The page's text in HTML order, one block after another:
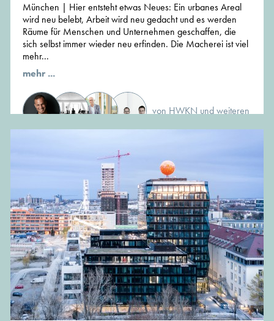
München | Hier entsteht etwas Neues: Ein urbanes Areal
wird neu belebt, Arbeit wird neu gedacht und es werden
Räume für Menschen und Unternehmen geschaffen, die
sich selbst immer wieder neu erfinden. Die Macherei ist viel
mehr...
mehr ...
von HWKN und weiteren